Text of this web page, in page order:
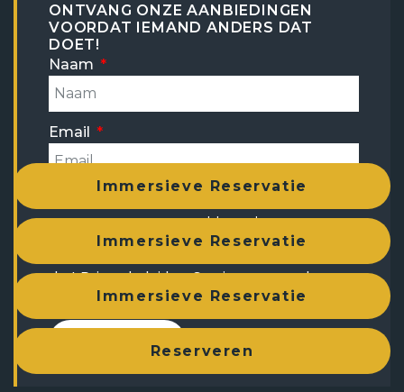
Immersieve Reservatie
Immersieve Reservatie
Immersieve Reservatie
Reserveren
ONTVANG ONZE AANBIEDINGEN
VOORDAT IEMAND ANDERS DAT
DOET!
Naam
Email
ermee akkoord.
hetPrivacybeleidenServicevoorwaardenvan
toepassing.
Verzenden.